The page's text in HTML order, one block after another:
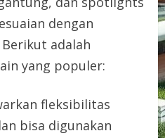
dengan
adalah
yang populer:
fleksibilitas
bisa digunakan